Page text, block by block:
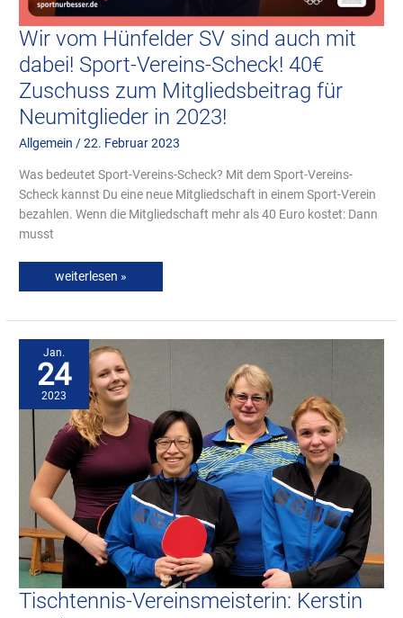
Wir vom Hünfelder SV sind auch mit
dabei! Sport-Vereins-Scheck! 40€
Zuschuss zum Mitgliedsbeitrag für
Neumitglieder in 2023!
Allgemein /22. Februar 2023
Was bedeutet Sport-Vereins-Scheck? Mit dem Sport-Vereins-
Scheck kannst Du eine neue Mitgliedschaft in einem Sport-Verein
bezahlen. Wenn die Mitgliedschaft mehr als 40 Euro kostet: Dann
musst
weiterlesen »
Jan.
24
2023
Tischtennis-Vereinsmeisterin: Kerstin
Tischtennis-
Vereinsmeisterin:
Kerstin
Partl